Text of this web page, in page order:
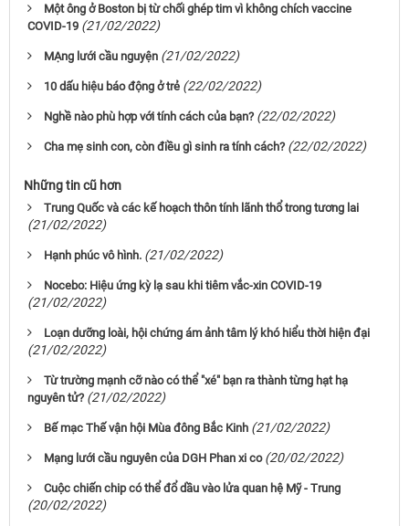
Một ông ở Boston bị từ chối ghép tim vì không chích vaccine
COVID-19 (21/02/2022)
MẠng lưới cầu nguyện (21/02/2022)
10 dấu hiệu báo động ở trẻ (22/02/2022)
Nghề nào phù hợp với tính cách của bạn? (22/02/2022)
Cha mẹ sinh con, còn điều gì sinh ra tính cách? (22/02/2022)
Những tin cũ hơn
Trung Quốc và các kế hoạch thôn tính lãnh thổ trong tương lai
(21/02/2022)
Hạnh phúc vô hình. (21/02/2022)
Nocebo: Hiệu ứng kỳ lạ sau khi tiêm vắc-xin COVID-19
(21/02/2022)
Loạn dưỡng loài, hội chứng ám ảnh tâm lý khó hiểu thời hiện đại
(21/02/2022)
Từ trường mạnh cỡ nào có thể "xé" bạn ra thành từng hạt hạ
nguyên tử? (21/02/2022)
Bế mạc Thế vận hội Mùa đông Bắc Kinh (21/02/2022)
Mạng lưới cầu nguyên của DGH Phan xi co (20/02/2022)
Cuộc chiến chip có thể đổ dầu vào lửa quan hệ Mỹ - Trung
(20/02/2022)